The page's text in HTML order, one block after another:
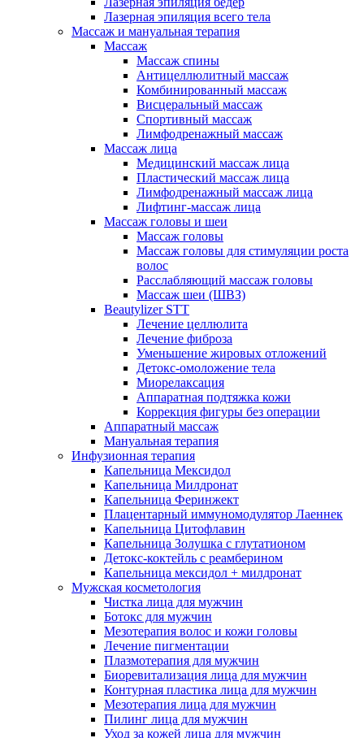
Лазерная эпиляция всего тела
Массаж и мануальная терапия
Массаж
Массаж спины
Антицеллюлитный массаж
Комбинированный массаж
Висцеральный массаж
Спортивный массаж
Лимфодренажный массаж
Массаж лица
Медицинский массаж лица
Пластический массаж лица
Лимфодренажный массаж лица
Лифтинг-массаж лица
Массаж головы и шеи
Массаж головы
Массаж головы для стимуляции роста
волос
Расслабляющий массаж головы
Массаж шеи (ШВЗ)
Beautylizer STT
Лечение целлюлита
Лечение фиброза
Уменьшение жировых отложений
Детокс-омоложение тела
Миорелаксация
Аппаратная подтяжка кожи
Коррекция фигуры без операции
Аппаратный массаж
Мануальная терапия
Инфузионная терапия
Капельница Мексидол
Капельница Милдронат
Капельница Феринжект
Плацентарный иммуномодулятор Лаеннек
Капельница Цитофлавин
Капельница Золушка с глутатионом
Детокс-коктейль с реамберином
Капельница мексидол + милдронат
Мужская косметология
Чистка лица для мужчин
Ботокс для мужчин
Мезотерапия волос и кожи головы
Лечение пигментации
Плазмотерапия для мужчин
Биоревитализация лица для мужчин
Контурная пластика лица для мужчин
Мезотерапия лица для мужчин
Пилинг лица для мужчин
Уход за кожей лица для мужчин